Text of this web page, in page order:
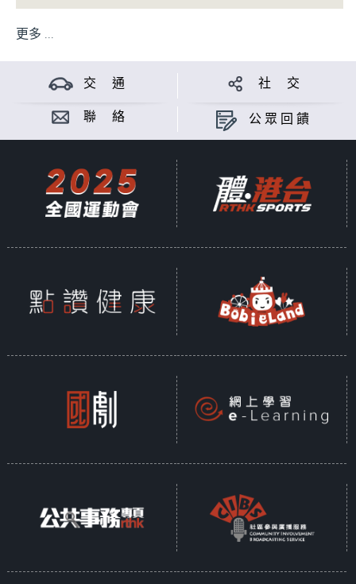
更多 ...
交 通 社 交
聯 絡 公眾回饋